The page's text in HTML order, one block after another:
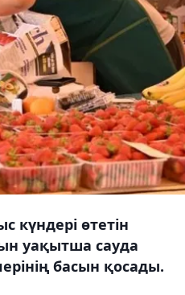
өтетін
уақытша сауда
басын қосады.